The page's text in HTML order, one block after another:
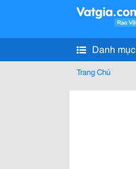
Danh mục
Trang Chủ